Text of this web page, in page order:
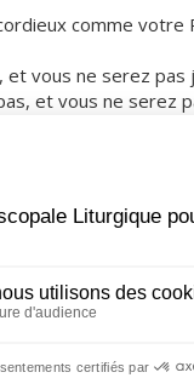
comme votre
vous ne serez pas
et vous ne serez
donnera :
bien pleine, tassée,
le pan de votre
vous vous servez
aussi pour vous. »
de Dieu.